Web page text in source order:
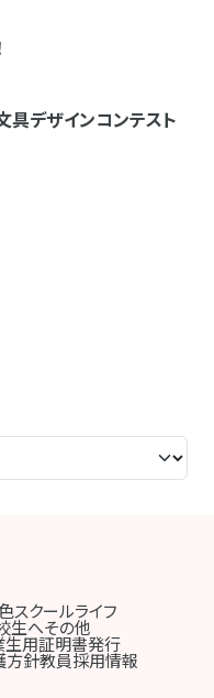
具デザインコンテスト
スクールライフ
生へその他
生用証明書発行
方針教員採用情報